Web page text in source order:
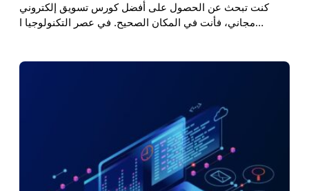
كنت تبحث عن الحصول على أفضل كورس تسويق إلكتروني
مجاني، فأنت في المكان الصحيح. في عصر التكنولوجيا ا…